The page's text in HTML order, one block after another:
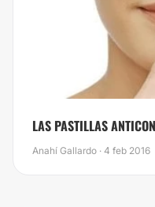
LAS PASTILLAS
Anahí Gallardo · 4 feb 2016